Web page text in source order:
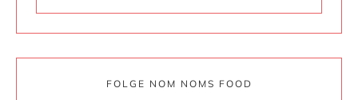
FOLGE NOM NOMS FOOD